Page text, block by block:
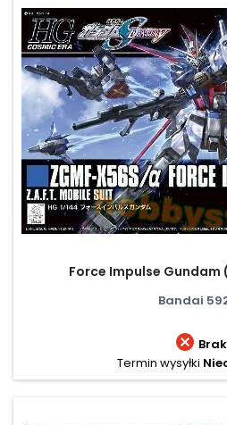
Force Impulse Gundam
Bandai
 Brak
Termin wysyłki